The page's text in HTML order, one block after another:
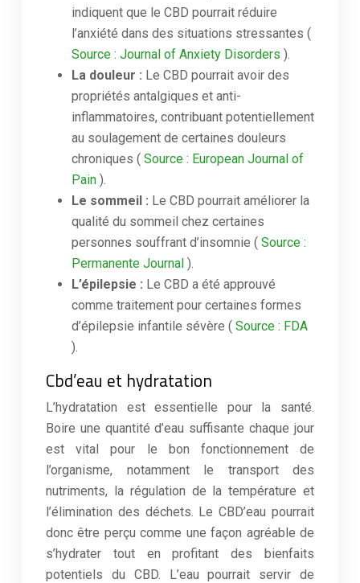
indiquent que le CBD pourrait réduire
l’anxiété dans des situations stressantes (
Source : Journal of Anxiety Disorders ).
La douleur : Le CBD pourrait avoir des
propriétés antalgiques et anti-
inflammatoires, contribuant potentiellement
au soulagement de certaines douleurs
chroniques ( Source : European Journal of
Pain ).
Le sommeil : Le CBD pourrait améliorer la
qualité du sommeil chez certaines
personnes souffrant d’insomnie ( Source :
Permanente Journal ).
L’épilepsie : Le CBD a été approuvé
comme traitement pour certaines formes
d’épilepsie infantile sévère ( Source : FDA
).
Cbd’eau et hydratation
L’hydratation est essentielle pour la santé.
Boire une quantité d’eau suffisante chaque jour
est vital pour le bon fonctionnement de
l’organisme, notamment le transport des
nutriments, la régulation de la température et
l’élimination des déchets. Le CBD’eau pourrait
donc être perçu comme une façon agréable de
s’hydrater tout en profitant des bienfaits
potentiels du CBD. L’eau pourrait servir de